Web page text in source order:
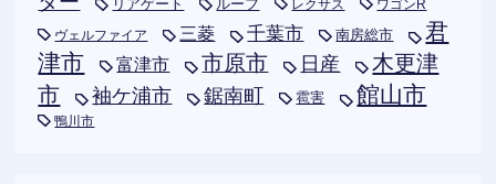
リアゲート ルーフ レクサス ワゴンR
ヴェルファイア 三菱 千葉市 南房総市
君
津市
富津市 市原市 日産
木更津
市
袖ケ浦市 鋸南町 雹害 館山市
鴨川市